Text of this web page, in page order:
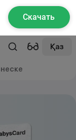
Скачать
Қаз